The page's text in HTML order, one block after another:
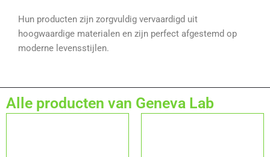
Hun producten zijn zorgvuldig vervaardigd uit
hoogwaardige materialen en zijn perfect afgestemd op
moderne levensstijlen.
Alle producten van Geneva Lab